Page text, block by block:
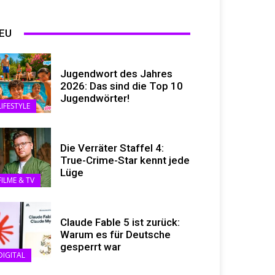
Jugendwort des Jahres
2026: Das sind die Top 10
Jugendwörter!
& TV
Die Verräter Staffel 4:
True-Crime-Star kennt jede
Lüge
Claude Fable 5 ist zurück:
Warum es für Deutsche
gesperrt war